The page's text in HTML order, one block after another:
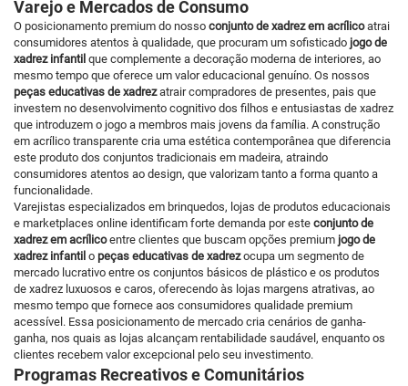
Varejo e Mercados de Consumo
O posicionamento premium do nosso conjunto de xadrez em acrílicoatrai
consumidores atentos à qualidade, que procuram um sofisticado jogo de
xadrez infantil que complemente a decoração moderna de interiores, ao
mesmo tempo que oferece um valor educacional genuíno. Os nossos
peças educativas de xadrezatrair compradores de presentes, pais que
investem no desenvolvimento cognitivo dos filhos e entusiastas de xadrez
que introduzem o jogo a membros mais jovens da família. A construção
em acrílico transparente cria uma estética contemporânea que diferencia
este produto dos conjuntos tradicionais em madeira, atraindo
consumidores atentos ao design, que valorizam tanto a forma quanto a
funcionalidade.
Varejistas especializados em brinquedos, lojas de produtos educacionais
e marketplaces online identificam forte demanda por este conjunto de
xadrez em acrílicoentre clientes que buscam opções premium jogo de
xadrez infantil o peças educativas de xadrezocupa um segmento de
mercado lucrativo entre os conjuntos básicos de plástico e os produtos
de xadrez luxuosos e caros, oferecendo às lojas margens atrativas, ao
mesmo tempo que fornece aos consumidores qualidade premium
acessível. Essa posicionamento de mercado cria cenários de ganha-
ganha, nos quais as lojas alcançam rentabilidade saudável, enquanto os
clientes recebem valor excepcional pelo seu investimento.
Programas Recreativos e Comunitários